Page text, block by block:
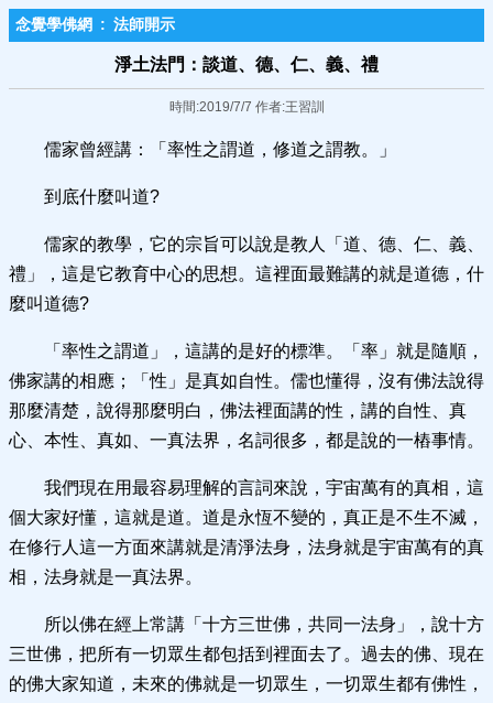
念覺學佛網 : 法師開示
淨土法門：談道、德、仁、義、禮
時間:2019/7/7 作者:王習訓
儒家曾經講：「率性之謂道，修道之謂教。」
到底什麼叫道?
儒家的教學，它的宗旨可以說是教人「道、德、仁、義、
禮」，這是它教育中心的思想。這裡面最難講的就是道德，什
麼叫道德?
「率性之謂道」，這講的是好的標準。「率」就是隨順，
佛家講的相應；「性」是真如自性。儒也懂得，沒有佛法說得
那麼清楚，說得那麼明白，佛法裡面講的性，講的自性、真
心、本性、真如、一真法界，名詞很多，都是說的一樁事情。
我們現在用最容易理解的言詞來說，宇宙萬有的真相，這
個大家好懂，這就是道。道是永恆不變的，真正是不生不滅，
在修行人這一方面來講就是清淨法身，法身就是宇宙萬有的真
相，法身就是一真法界。
所以佛在經上常講「十方三世佛，共同一法身」，說十方
三世佛，把所有一切眾生都包括到裡面去了。過去的佛、現在
的佛大家知道，未來的佛就是一切眾生，一切眾生都有佛性，